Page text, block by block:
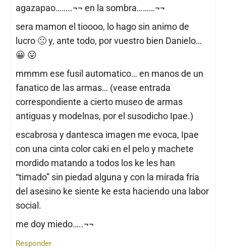
agazapao……..¬¬ en la sombra………¬¬
sera mamon el tioooo, lo hago sin animo de
lucro 🙁 y, ante todo, por vuestro bien Danielo…
😀 😛
mmmm ese fusil automatico… en manos de un
fanatico de las armas… (vease entrada
correspondiente a cierto museo de armas
antiguas y modelnas, por el susodicho Ipae.)
escabrosa y dantesca imagen me evoca, Ipae
con una cinta color caki en el pelo y machete
mordido matando a todos los ke les han
“timado” sin piedad alguna y con la mirada fria
del asesino ke siente ke esta haciendo una labor
social.
me doy miedo…..¬¬
Responder